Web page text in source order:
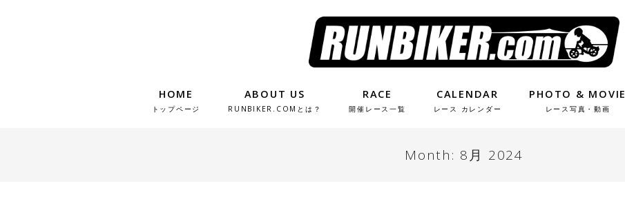
HOME
トップページ
ABOUT US
RUNBIKER.COMとは？
RACE
開催レース一覧
CALENDAR
レース カレンダー
PHOTO & MOVIE
レース写真・動画
Month: 8月 2024